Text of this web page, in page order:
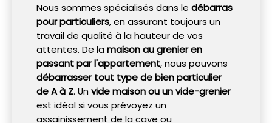
Nous sommes spécialisés dans le débarras
pour particuliers, en assurant toujours un
travail de qualité à la hauteur de vos
attentes. De lamaison au grenier en
passant par l'appartement, nous pouvons
débarrasser tout type de bien particulier
de A à Z. Unvide maison ou un vide-grenier
est idéal si vous prévoyez un
assainissement de la cave ou